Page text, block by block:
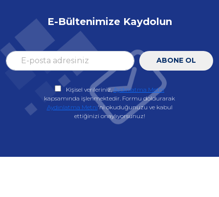
E-Bültenimize Kaydolun
ABONE OL
Kişisel verileriniz, Aydınlatma Metni
kapsamında işlenmektedir. Formu doldurarak
Aydınlatma Metni'ni okuduğunuzu ve kabul
ettiğinizi onaylıyorsunuz!